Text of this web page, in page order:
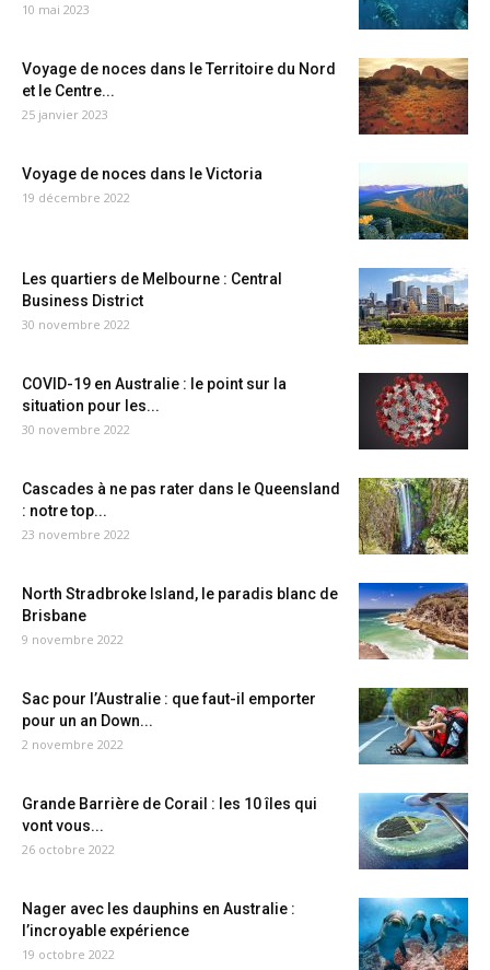
10 mai 2023
Voyage de noces dans le Territoire du Nord
et le Centre...
25 janvier 2023
Voyage de noces dans le Victoria
19 décembre 2022
Les quartiers de Melbourne : Central
Business District
30 novembre 2022
COVID-19 en Australie : le point sur la
situation pour les...
30 novembre 2022
Cascades à ne pas rater dans le Queensland
: notre top...
23 novembre 2022
North Stradbroke Island, le paradis blanc de
Brisbane
9 novembre 2022
Sac pour l’Australie : que faut-il emporter
pour un an Down...
2 novembre 2022
Grande Barrière de Corail : les 10 îles qui
vont vous...
26 octobre 2022
Nager avec les dauphins en Australie :
l’incroyable expérience
19 octobre 2022